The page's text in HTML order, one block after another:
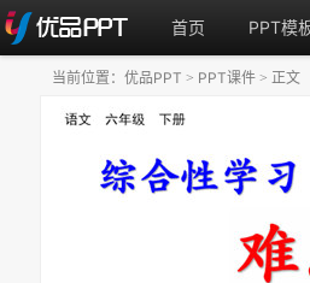
首页 PPT模
当前位置： 优品PPT > PPT课件 > 正文